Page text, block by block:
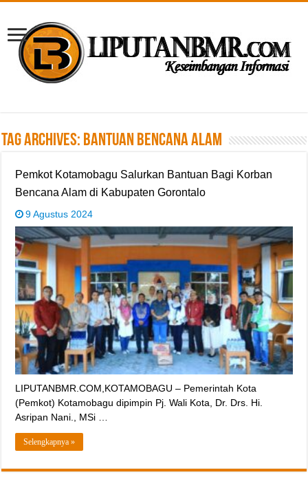
Tag Archives: Bantuan bencana alam
Pemkot Kotamobagu Salurkan Bantuan Bagi Korban
Bencana Alam di Kabupaten Gorontalo
9 Agustus 2024
LIPUTANBMR.COM,KOTAMOBAGU – Pemerintah Kota
(Pemkot) Kotamobagu dipimpin Pj. Wali Kota, Dr. Drs. Hi.
Asripan Nani., MSi …
Selengkapnya »